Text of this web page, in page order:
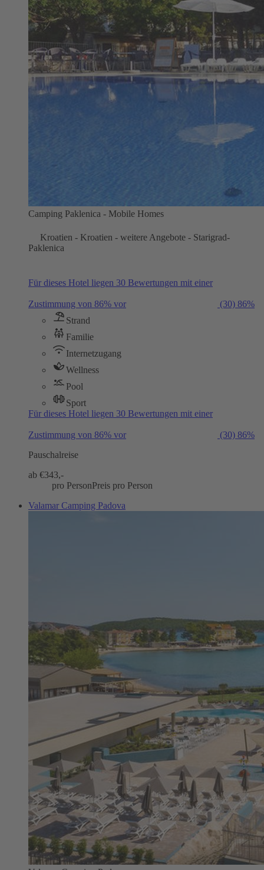
Camping Paklenica - Mobile Homes
Kroatien - Kroatien - weitere Angebote - Starigrad-
Paklenica
Für dieses Hotel liegen 30 Bewertungen mit einer
Zustimmung von 86% vor (30) 86%
Strand
Familie
Internetzugang
Wellness
Pool
Sport
Für dieses Hotel liegen 30 Bewertungen mit einer
Zustimmung von 86% vor (30) 86%
Pauschalreise
ab €343,-
pro PersonPreis pro Person
Valamar Camping Padova